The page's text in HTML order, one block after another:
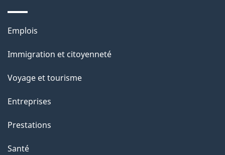
e
l
a
p
a
g
e
Thèmes
sujets
Emplois
Immigration et citoyenneté
Voyage et tourisme
Entreprises
Prestations
Santé